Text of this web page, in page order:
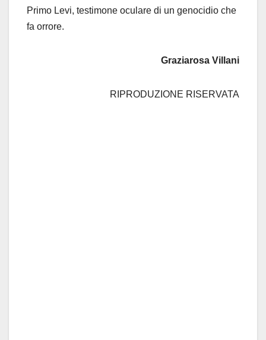
Primo Levi, testimone oculare di un genocidio che
fa orrore.
Graziarosa Villani
RIPRODUZIONE RISERVATA